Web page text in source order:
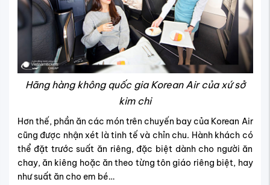
Hãng hàng không quốc gia Korean Air của xứ sở
kim chi
Hơn thế, phần ăn các món trên chuyến bay của Korean Air
cũng được nhận xét là tinh tế và chỉn chu. Hành khách có
thể đặt trước suất ăn riêng, đặc biệt dành cho người ăn
chay, ăn kiêng hoặc ăn theo từng tôn giáo riêng biệt, hay
như suất ăn cho em bé…